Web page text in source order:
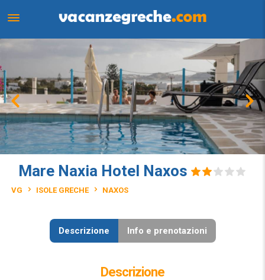
Mare Naxia Hotel Naxos
VG ISOLE GRECHE NAXOS
Descrizione Info e prenotazioni
Descrizione